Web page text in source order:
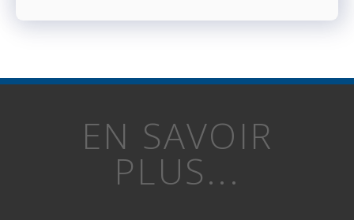
EN SAVOIR
PLUS...